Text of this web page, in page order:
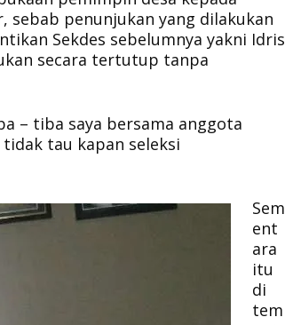
penunjukan yang dilakukan
Sekdes sebelumnya yakni Idris
secara tertutup tanpa
– tiba saya bersama anggota
tau kapan seleksi
Sem
ent
ara
itu
di
tem